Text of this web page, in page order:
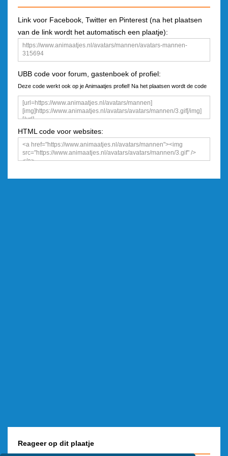
Link voor Facebook, Twitter en Pinterest (na het plaatsen
van de link wordt het automatisch een plaatje):
UBB code voor forum, gastenboek of profiel:
Deze code werkt ook op je Animaatjes profiel! Na het plaatsen wordt de code
een plaatje
HTML code voor websites:
Reageer op dit plaatje